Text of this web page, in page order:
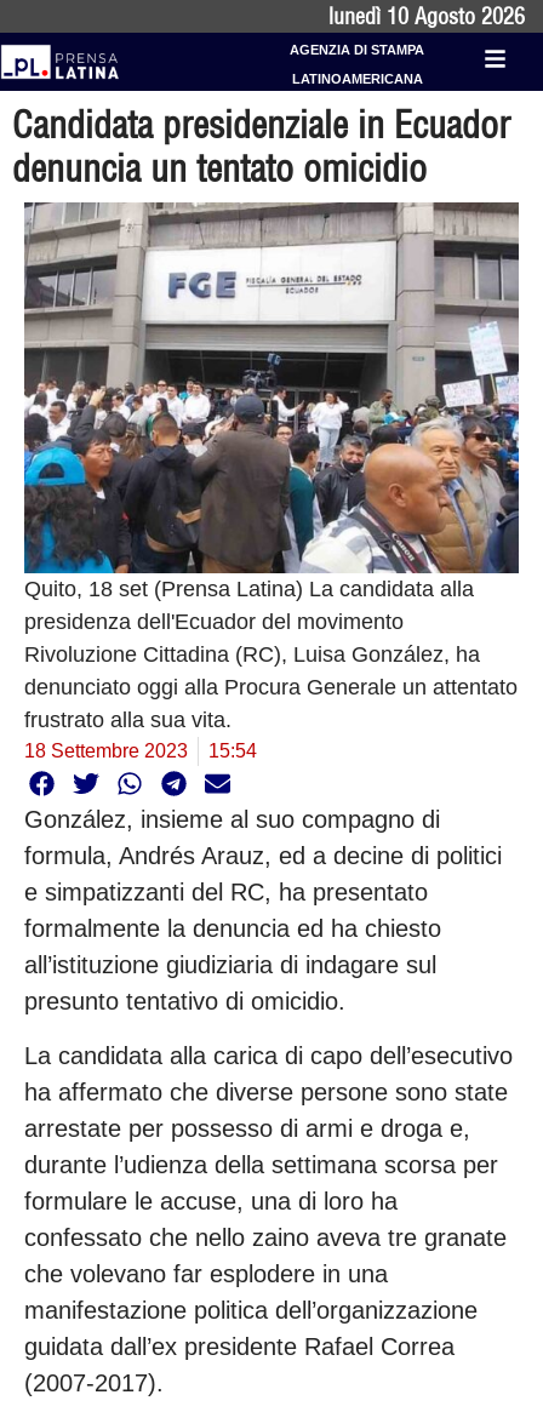
lunedì 10 Agosto 2026
AGENZIA DI STAMPA
LATINOAMERICANA
Candidata presidenziale in Ecuador
denuncia un tentato omicidio
Quito, 18 set (Prensa Latina) La candidata alla
presidenza dell'Ecuador del movimento
Rivoluzione Cittadina (RC), Luisa González, ha
denunciato oggi alla Procura Generale un attentato
frustrato alla sua vita.
18 Settembre 2023 15:54
González, insieme al suo compagno di
formula, Andrés Arauz, ed a decine di politici
e simpatizzanti del RC, ha presentato
formalmente la denuncia ed ha chiesto
all’istituzione giudiziaria di indagare sul
presunto tentativo di omicidio.
La candidata alla carica di capo dell’esecutivo
ha affermato che diverse persone sono state
arrestate per possesso di armi e droga e,
durante l’udienza della settimana scorsa per
formulare le accuse, una di loro ha
confessato che nello zaino aveva tre granate
che volevano far esplodere in una
manifestazione politica dell’organizzazione
guidata dall’ex presidente Rafael Correa
(2007-2017).